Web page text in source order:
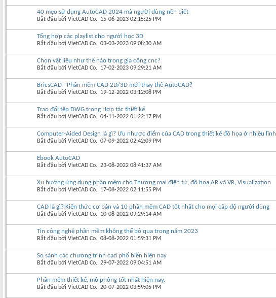
40 mẹo sử dụng AutoCAD 2024 mà người dùng nên biết
Bắt đầu bởi VietCAD Co.‎, 15-06-2023 02:15:25 PM
Tổng hợp các playlist cho người học 3D
Bắt đầu bởi VietCAD Co.‎, 03-03-2023 09:08:30 AM
Chọn vật liệu như thế nào trong gia công cnc?
Bắt đầu bởi VietCAD Co.‎, 17-02-2023 09:29:21 AM
BricsCAD - Phần mềm CAD 2D/3D mới thay thế AutoCAD?
Bắt đầu bởi VietCAD Co.‎, 19-12-2022 03:12:08 PM
Trao đổi tệp DWG trong Hợp tác thiết kế
Bắt đầu bởi VietCAD Co.‎, 04-11-2022 01:22:17 PM
Computer-Aided Design là gì? Ưu nhược điểm của CAD trong thiết kế đồ họa ở nhiều lĩnh
Bắt đầu bởi VietCAD Co.‎, 07-09-2022 02:42:09 PM
Ebook AutoCAD
Bắt đầu bởi VietCAD Co.‎, 23-08-2022 08:41:37 AM
Xu hướng ứng dụng phần mềm cho Thương mại điện tử, đồ hoạ AR và VR, Visualization
Bắt đầu bởi VietCAD Co.‎, 17-08-2022 02:11:55 PM
CAD là gì? Kiến thức cơ bản và 10 phần mềm CAD tốt nhất cho mọi cấp độ người dùng
Bắt đầu bởi VietCAD Co.‎, 10-08-2022 09:29:14 AM
Tin công nghệ phần mềm không thể bỏ qua trong năm 2023
Bắt đầu bởi VietCAD Co.‎, 08-08-2022 01:59:31 PM
So sánh các chương trình cad phổ biến hiện nay
Bắt đầu bởi VietCAD Co.‎, 29-07-2022 09:04:51 AM
Phần mềm thiết kế, mô phỏng tốt nhất hiện nay.
Bắt đầu bởi VietCAD Co.‎, 20-07-2022 03:59:05 PM